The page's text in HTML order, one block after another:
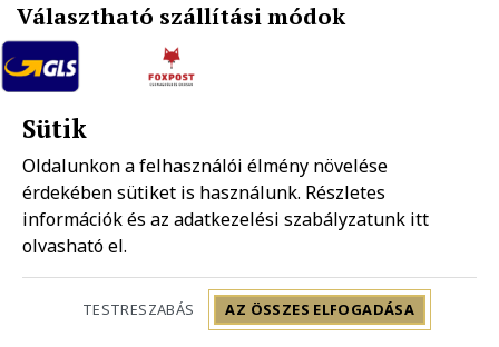
Választható szállítási módok
1.890 Ft
Mpl házhozszállítás
1.990 Ft
Mpl postapont
Szállítás: 2-5 munkanap
Sütik
Oldalunkon a felhasználói élmény növelése
érdekében sütiket is használunk. Részletes
információk és az adatkezelési szabályzatunk itt
olvasható el.
TESTRESZABÁS AZ ÖSSZES ELFOGADÁSA